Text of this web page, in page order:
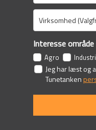
Interesse område
Agro Industri
Jeg har læst og
Tunetanken